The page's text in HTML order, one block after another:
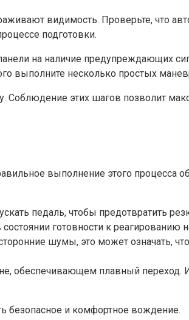
видимость. Проверьте, что
подготовки.
на наличие предупреждающих
выполните несколько простых
этих шагов позволит
выполнение этого процесса
педаль, чтобы предотвратить
готовности к реагированию
шумы, это может означать,
обеспечивающем плавный
безопасное и комфортное вождение.